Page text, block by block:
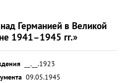
Германией в Великой
1941–1945 гг.»
__.__.1923
09.05.1945